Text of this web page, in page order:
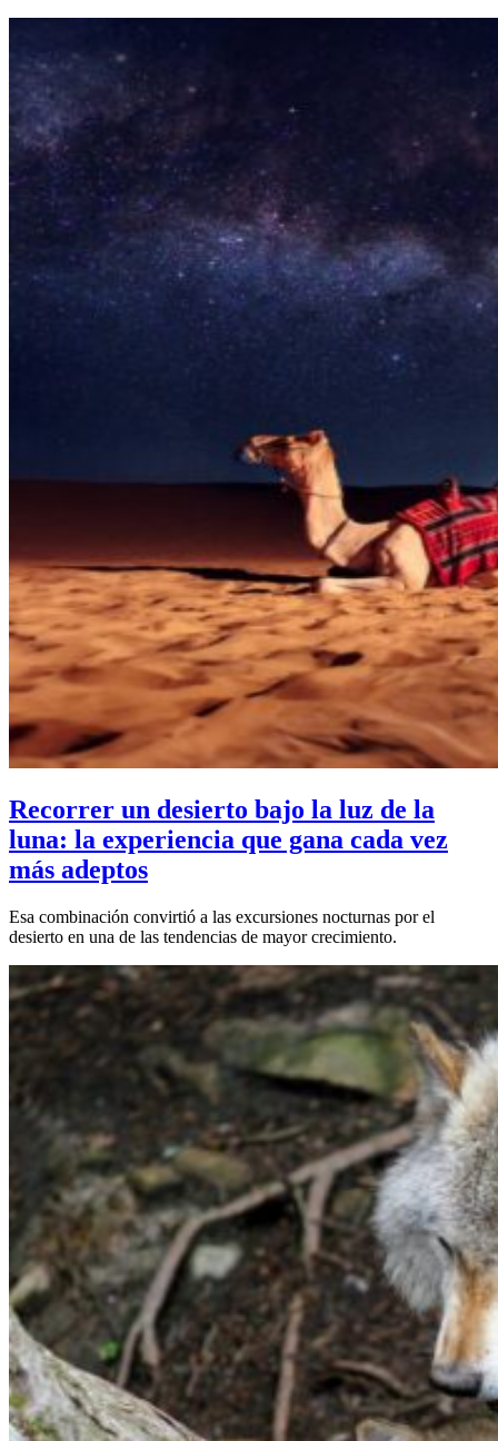
Recorrer un desierto bajo la luz de la
luna: la experiencia que gana cada vez
más adeptos
Esa combinación convirtió a las excursiones nocturnas por el
desierto en una de las tendencias de mayor crecimiento.